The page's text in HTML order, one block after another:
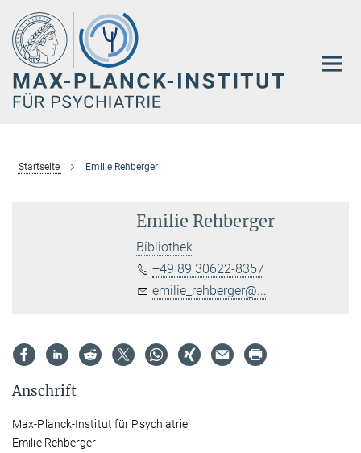
Hauptinhalt
Startseite Emilie Rehberger
Emilie Rehberger
Bibliothek
+49 89 30622-8357
emilie_rehberger@...
Anschrift
Max-Planck-Institut für Psychiatrie
Emilie Rehberger